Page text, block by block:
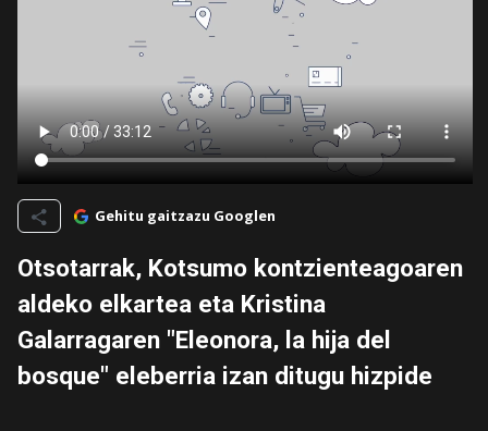
Gehitu gaitzazu Googlen
Otsotarrak, Kotsumo kontzienteagoaren
aldeko elkartea eta Kristina
Galarragaren "Eleonora, la hija del
bosque" eleberria izan ditugu hizpide